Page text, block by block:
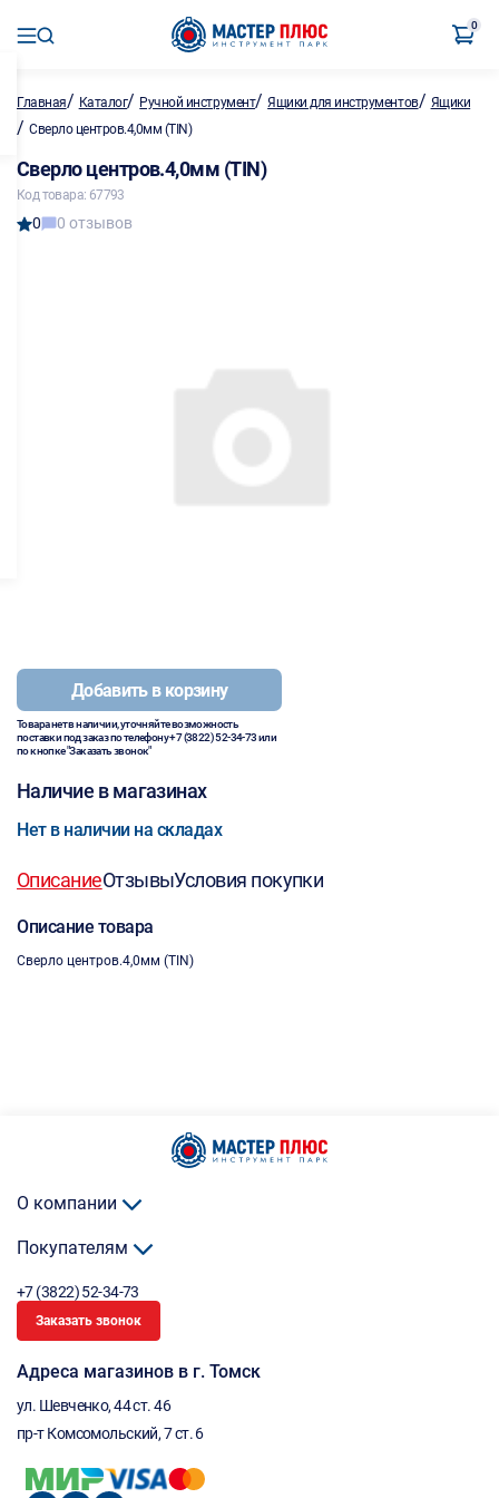
0
Главная/ Каталог/ Ручной инструмент/Ящики для инструментов/ Ящики
/ Сверло центров.4,0мм (TIN)
Сверло центров.4,0мм (TIN)
Код товара: 67793
0 0 отзывов
Добавить в корзину
Товара нет в наличии, уточняйте возможность
поставки под заказ по телефону+7 (3822) 52-34-73или
по кнопке "Заказать звонок"
Наличие в магазинах
Нет в наличии на складах
ОписаниеОтзывыУсловия покупки
Описание товара
Сверло центров.4,0мм (TIN)
О компании
Покупателям
+7 (3822) 52-34-73
Заказать звонок
Адреса магазинов в г. Томск
ул. Шевченко, 44 ст. 46
пр-т Комсомольский, 7 ст. 6